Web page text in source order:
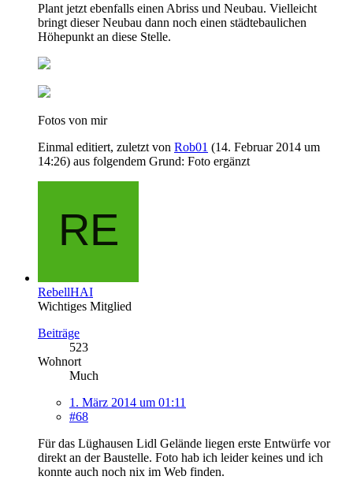
Plant jetzt ebenfalls einen Abriss und Neubau. Vielleicht
bringt dieser Neubau dann noch einen städtebaulichen
Höhepunkt an diese Stelle.
Fotos von mir
Einmal editiert, zuletzt von Rob01 (14. Februar 2014 um
14:26) aus folgendem Grund: Foto ergänzt
RebellHAI
Wichtiges Mitglied
Beiträge
523
Wohnort
Much
1. März 2014 um 01:11
#68
Für das Lüghausen Lidl Gelände liegen erste Entwürfe vor
direkt an der Baustelle. Foto hab ich leider keines und ich
konnte auch noch nix im Web finden.